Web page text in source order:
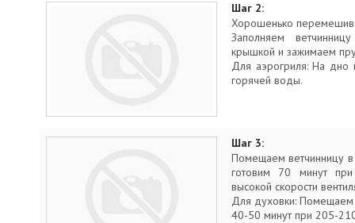
Шаг 2:
Хорошенько
Заполняем
крышкой и зажимаем
Для аэрогриля: На дно
горячей воды.
Шаг 3:
Помещаем ветчинницу
готовим 70 минут
высокой скорости
Для духовки: Помещаем
40-50 минут при 205-